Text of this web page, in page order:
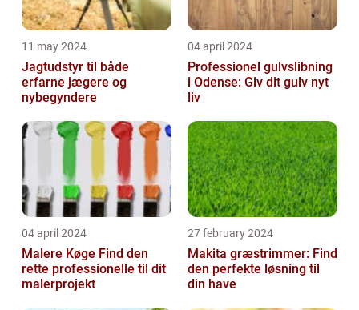
11 may 2024
Jagtudstyr til både
erfarne jægere og
nybegyndere
04 april 2024
Professionel gulvslibning
i Odense: Giv dit gulv nyt
liv
04 april 2024
Malere Køge Find den
rette professionelle til dit
malerprojekt
27 february 2024
Makita græstrimmer: Find
den perfekte løsning til
din have